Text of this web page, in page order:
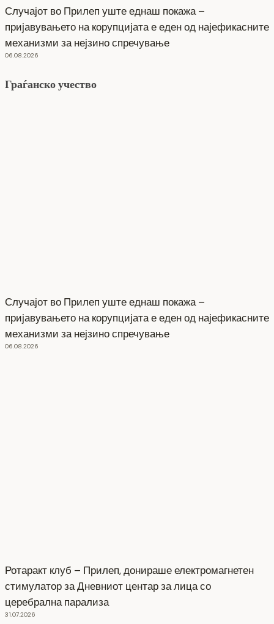
Случајот во Прилеп уште еднаш покажа –
пријавувањето на корупцијата е еден од најефикасните
механизми за нејзино спречување
06.08.2026
Граѓанско учество
Случајот во Прилеп уште еднаш покажа –
пријавувањето на корупцијата е еден од најефикасните
механизми за нејзино спречување
06.08.2026
Ротаракт клуб – Прилеп, донираше електромагнетен
стимулатор за Дневниот центар за лица со
церебрална парализа
31.07.2026